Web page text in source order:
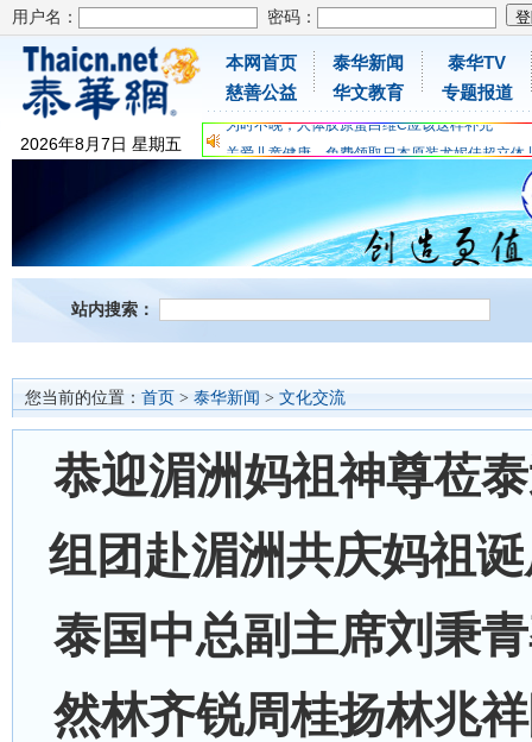
用户名： 密码：
2026年8月7日 星期五
本网首页
慈善公益
泰华新闻
华文教育
泰华TV
专题报道
为时不晚，人体胶原蛋白维C应该这样补充
关爱儿童健康，免费领取日本原装尤妮佳超立体
抗击疫情：每天一瓶增强自身免疫力！
为时不晚，人体胶原蛋白维C应该这样补充
关爱儿童健康，免费领取日本原装尤妮佳超立体
抗击疫情：每天一瓶增强自身免疫力！
站内搜索：
您当前的位置： 首页 > 泰华新闻 > 文化交流
恭迎湄洲妈祖神尊莅
组团赴湄洲共庆妈祖
泰国中总副主席刘秉
然林齐锐周桂扬林兆